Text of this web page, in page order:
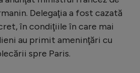
Delegaţia a fost cazată
în condiţiile în care mai
au primit ameninţări cu
spre Paris.